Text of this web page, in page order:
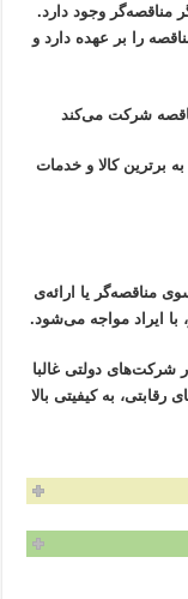
مناقصه‌گر وجود دارد.
را بر عهده دارد و
شرکت ‌می‌کند
برترین کالا و خدمات
مناقصه‌گر یا ارائه‌ی
ایراد مواجه می‌شود.
شرکت‌های دولتی غالبا
رقابتی، به کیفیتی بالا